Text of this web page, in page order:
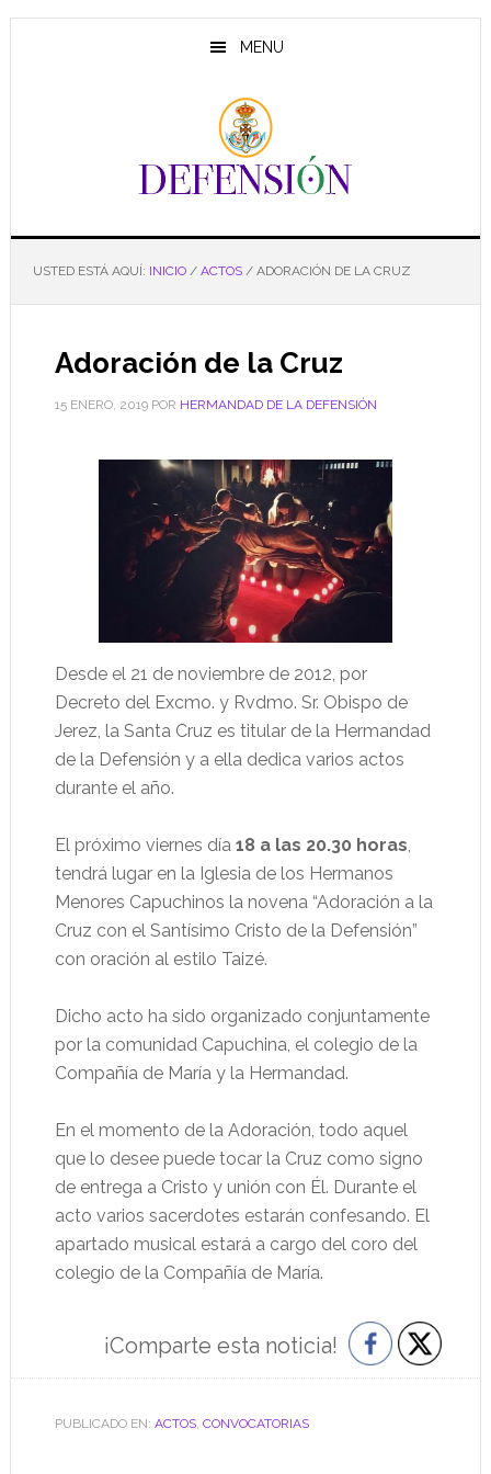
Saltar
Saltar
Saltar
MENU
USTED ESTÁ AQUÍ: INICIO / ACTOS /ADORACIÓN DE LA CRUZ
Adoración de la Cruz
15 ENERO, 2019POR HERMANDAD DE LA DEFENSIÓN
Desde el 21 de noviembre de 2012, por
Decreto del Excmo. y Rvdmo. Sr. Obispo de
Jerez, la Santa Cruz es titular de la Hermandad
de la Defensión y a ella dedica varios actos
durante el año.
El próximo viernes día 18 a las 20.30 horas,
tendrá lugar en la Iglesia de los Hermanos
Menores Capuchinos la novena “Adoración a la
Cruz con el Santísimo Cristo de la Defensión”
con oración al estilo Taizé.
Dicho acto ha sido organizado conjuntamente
por la comunidad Capuchina, el colegio de la
Compañía de María y la Hermandad.
En el momento de la Adoración, todo aquel
que lo desee puede tocar la Cruz como signo
de entrega a Cristo y unión con Él. Durante el
acto varios sacerdotes estarán confesando. El
apartado musical estará a cargo del coro del
colegio de la Compañía de María.
¡Comparte esta noticia!
PUBLICADO EN: ACTOS, CONVOCATORIAS